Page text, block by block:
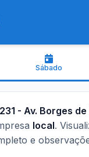
Sábado
- Av. Borges de
local.
e